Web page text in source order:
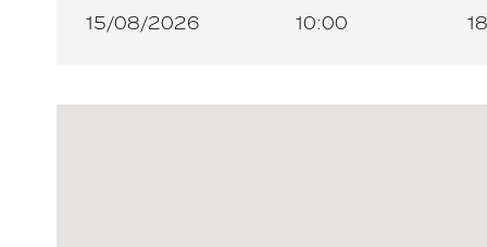
15/08/2026 10:00